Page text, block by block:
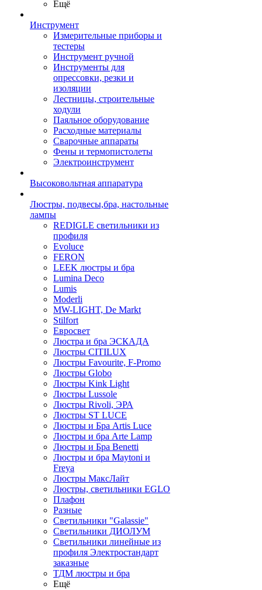
Ещё
Инструмент
Измерительные приборы и
тестеры
Инструмент ручной
Инструменты для
опрессовки, резки и
изоляции
Лестницы, строительные
ходули
Паяльное оборудование
Расходные материалы
Сварочные аппараты
Фены и термопистолеты
Электроинструмент
Высоковольтная аппаратура
Люстры, подвесы,бра, настольные
лампы
REDIGLE светильники из
профиля
Evoluce
FERON
LEEK люстры и бра
Lumina Deco
Lumis
Moderli
MW-LIGHT, De Markt
Stilfort
Евросвет
Люстра и бра ЭСКАДА
Люстры CITILUX
Люстры Favourite, F-Promo
Люстры Globo
Люстры Kink Light
Люстры Lussole
Люстры Rivoli, ЭРА
Люстры ST LUCE
Люстры и Бра Artis Luce
Люстры и бра Arte Lamp
Люстры и Бра Benetti
Люстры и бра Maytoni и
Freya
Люстры МаксЛайт
Люстры, светильники EGLO
Плафон
Разные
Светильники "Galassie"
Светильники ДИОЛУМ
Светильники линейные из
профиля Электростандарт
заказные
ТДМ люстры и бра
Ещё